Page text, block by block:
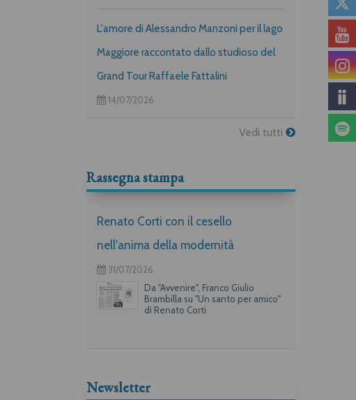
L'amore di Alessandro Manzoni per il lago
Maggiore raccontato dallo studioso del
Grand Tour Raffaele Fattalini
14/07/2026
Vedi tutti
Rassegna stampa
Renato Corti con il cesello
nell'anima della modernità
31/07/2026
Da "Avvenire", Franco Giulio
Brambilla su "Un santo per amico"
di Renato Corti
Newsletter